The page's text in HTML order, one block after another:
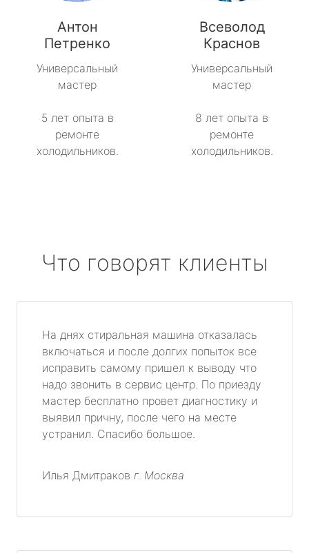
Антон
Петренко
Универсальный
мастер
5 лет опыта в
ремонте
холодильников.
Всеволод
Краснов
Универсальный
мастер
8 лет опыта в
ремонте
холодильников.
Что говорят клиенты
На днях стиральная машина отказалась
включаться и после долгих попыток все
исправить самому пришел к выводу что
надо звонить в сервис центр. По приезду
мастер бесплатно провет диагностику и
выявил причну, после чего на месте
устранил. Спасибо большое.
Илья Дмитраков г. Москва